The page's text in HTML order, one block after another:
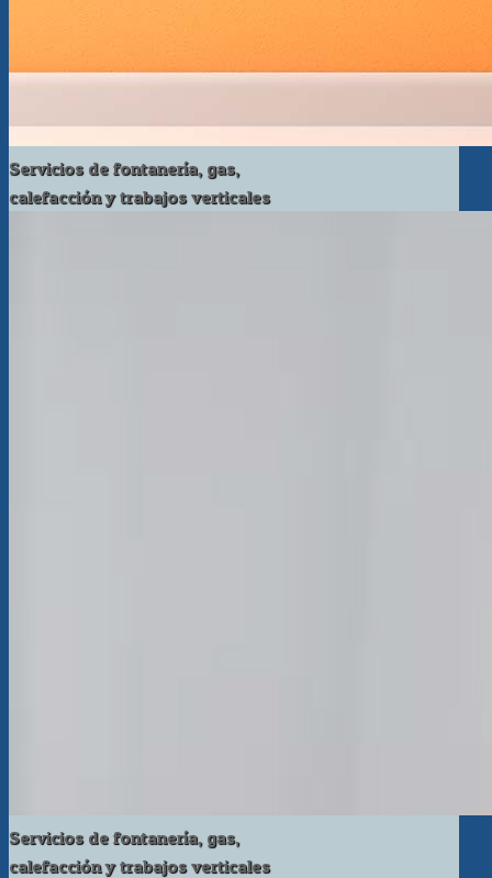
Servicios de fontanería, gas,
calefacción y trabajos verticales
Servicios de fontanería, gas,
calefacción y trabajos verticales